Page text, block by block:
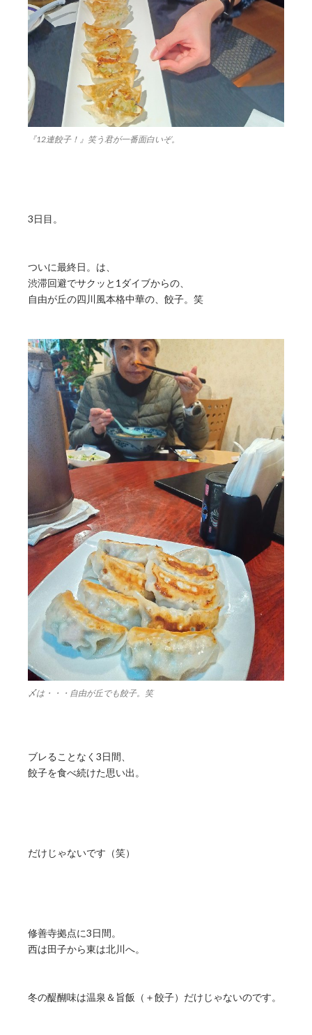
『12連餃子！』笑う君が一番面白いぞ。
3日目。
ついに最終日。は、
渋滞回避でサクッと1ダイブからの、
自由が丘の四川風本格中華の、餃子。笑
〆は・・・自由が丘でも餃子。笑
ブレることなく3日間、
餃子を食べ続けた思い出。
だけじゃないです（笑）
修善寺拠点に3日間。
西は田子から東は北川へ。
冬の醍醐味は温泉＆旨飯（＋餃子）だけじゃないのです。